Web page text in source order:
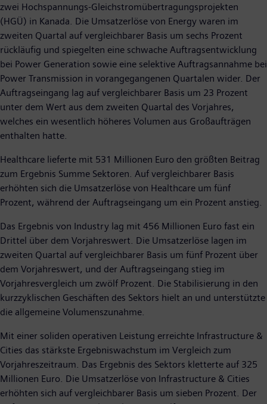
zwei Hochspannungs-Gleichstromübertragungsprojekten
(HGÜ) in Kanada. Die Umsatzerlöse von Energy waren im
zweiten Quartal auf vergleichbarer Basis um sechs Prozent
rückläufig und spiegelten eine schwache Auftragsentwicklung
bei Power Generation sowie eine selektive Auftragsannahme bei
Power Transmission in vorangegangenen Quartalen wider. Der
Auftragseingang lag auf vergleichbarer Basis um 23 Prozent
unter dem Wert aus dem zweiten Quartal des Vorjahres,
welches ein wesentlich höheres Volumen aus Großaufträgen
enthalten hatte.
Healthcare lieferte mit 531 Millionen Euro den größten Beitrag
zum Ergebnis Summe Sektoren. Auf vergleichbarer Basis
erhöhten sich die Umsatzerlöse von Healthcare um fünf
Prozent, während der Auftragseingang um ein Prozent anstieg.
Das Ergebnis von Industry lag mit 456 Millionen Euro fast ein
Drittel über dem Vorjahreswert. Die Umsatzerlöse lagen im
zweiten Quartal auf vergleichbarer Basis um fünf Prozent über
dem Vorjahreswert, und der Auftragseingang stieg im
Vorjahresvergleich um zwölf Prozent. Die Stabilisierung in den
kurzzyklischen Geschäften des Sektors hielt an und unterstützte
die allgemeine Volumenszunahme.
Mit einer soliden operativen Leistung erreichte Infrastructure &
Cities das stärkste Ergebniswachstum im Vergleich zum
Vorjahreszeitraum. Das Ergebnis des Sektors kletterte auf 325
Millionen Euro. Die Umsatzerlöse von Infrastructure & Cities
erhöhten sich auf vergleichbarer Basis um sieben Prozent. Der